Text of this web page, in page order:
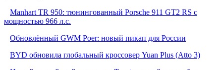
Manhart TR 950: тюнингованный Porsche 911 GT2 RS с
мощностью 966 л.с.
Обновлённый GWM Poer: новый пикап для России
BYD обновила глобальный кроссовер Yuan Plus (Atto 3)